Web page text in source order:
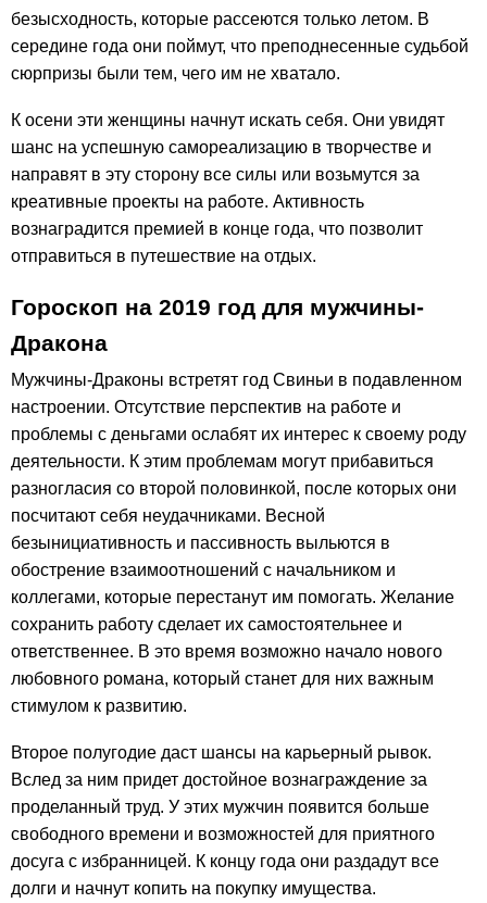
безысходность, которые рассеются только летом. В
середине года они поймут, что преподнесенные судьбой
сюрпризы были тем, чего им не хватало.
К осени эти женщины начнут искать себя. Они увидят
шанс на успешную самореализацию в творчестве и
направят в эту сторону все силы или возьмутся за
креативные проекты на работе. Активность
вознаградится премией в конце года, что позволит
отправиться в путешествие на отдых.
Гороскоп на 2019 год для мужчины-
Дракона
Мужчины-Драконы встретят год Свиньи в подавленном
настроении. Отсутствие перспектив на работе и
проблемы с деньгами ослабят их интерес к своему роду
деятельности. К этим проблемам могут прибавиться
разногласия со второй половинкой, после которых они
посчитают себя неудачниками. Весной
безынициативность и пассивность выльются в
обострение взаимоотношений с начальником и
коллегами, которые перестанут им помогать. Желание
сохранить работу сделает их самостоятельнее и
ответственнее. В это время возможно начало нового
любовного романа, который станет для них важным
стимулом к развитию.
Второе полугодие даст шансы на карьерный рывок.
Вслед за ним придет достойное вознаграждение за
проделанный труд. У этих мужчин появится больше
свободного времени и возможностей для приятного
досуга с избранницей. К концу года они раздадут все
долги и начнут копить на покупку имущества.